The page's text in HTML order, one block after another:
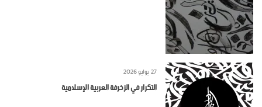
27 يوليو 2026
التكرار في الزخرفة العربية الإسلامية